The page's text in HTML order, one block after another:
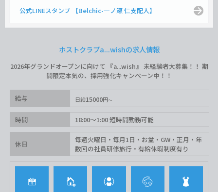
公式LINEスタンプ 【Belchic-一ノ瀬 仁支配人】
ホストクラブa...wishの求人情報
2026年グランドオープンに向けて 『a...wish』 未経験者大募集！！ 期
間限定本気の、採用強化キャンペーン中！！
給与 日給15000円
時間 18:00〜1:00 短時間勤務可能
休日
毎週火曜日・毎月1日・お盆・GW・正月・年
数回の社員研修旅行・有給休暇制度有り